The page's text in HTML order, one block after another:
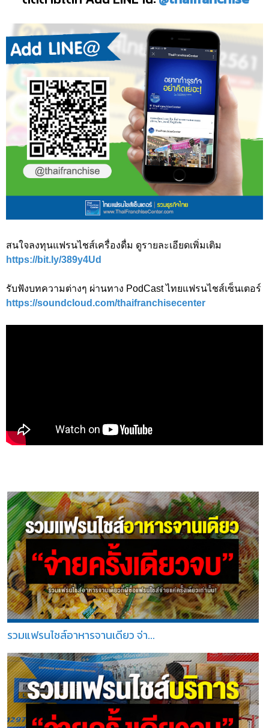
สนใจลงทุนแฟรนไชส์เครื่องดื่ม ดูรายละเอียดเพิ่มเติม
https://bit.ly/389y4Ud
รับฟังบทความต่างๆ ผ่านทาง PodCast ไทยแฟรนไชส์เซ็นเตอร์
https://soundcloud.com/thaifranchisecenter
รวมแฟรนไชส์อาหารจานเดียว จ่า...